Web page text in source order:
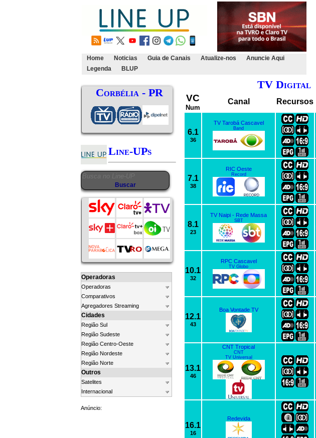
Home Noticias Guia de Canais Atualize-nos
Anuncie Aqui
Legenda
BLUP
Corbélia - PR
Line-UPs
Operadoras
Operadoras
Comparativos
Agregadores Streaming
Cidades
Região Sul
Região Sudeste
Região Centro-Oeste
Região Nordeste
Região Norte
Outros
Satelites
Internacional
Anúncio:
TV Digital
VC
Num
Canal Recursos
6.1
36
TV Tarobá Cascavel
Band
7.1
38
RIC Oeste
Record
8.1
23
TV Naipi - Rede Massa
SBT
10.1
32
RPC Cascavel
TV Globo
12.1
43
Boa Vontade TV
13.1
46
CNT Tropical
CNT
TV Universal
16.1
16
Redevida